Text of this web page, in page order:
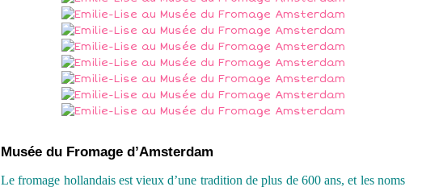
Musée du Fromage d’Amsterdam
Le fromage hollandais est vieux d’une tradition de plus de 600 ans, et les noms